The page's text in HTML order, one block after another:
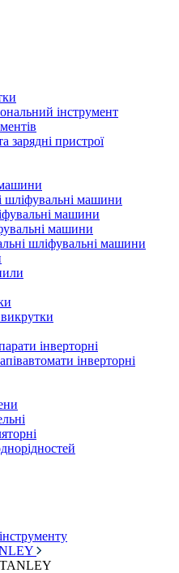
інструмент
зарядні пристрої
шліфувальні машини
машини
машини
шліфувальні машини
інверторні
інверторні